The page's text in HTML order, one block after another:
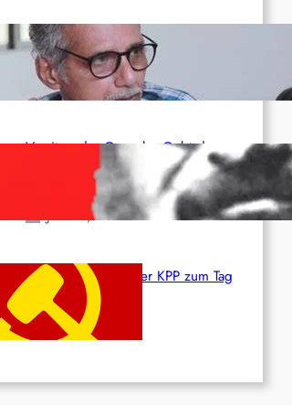
Indien: „Die Politik der
Kapitulation“ von K. Murali (Ajith)
Juli 1, 2026
Vorsitzender Gonzalo: Gebt das
Leben für die Partei und die
Juni 19, 2026
Beschluss des ZK der KPP zum Tag
des Heldentums
Juni 19, 2026